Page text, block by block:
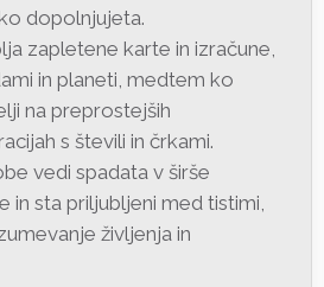
dopolnjujeta.
zapletene karte in izračune,
in planeti, medtem ko
na preprostejših
s števili in črkami.
vedi spadata v širše
sta priljubljeni med tistimi,
življenja in